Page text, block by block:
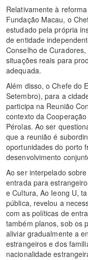
Relativamente à
Fundação Macau, o
estudado pela própria
de entidade
Conselho de
situações reais para
adequada.
Além disso, o Chefe do
Setembro), para a
participa na Reunião
contexto da
Pérolas. Ao ser
que a reunião é
oportunidades do porto
desenvolvimento
Ao ser interpelado
entrada para
e Cultura, Ao Ieong U,
pública, revelou a
com as políticas de
também planos, sob os
aliviar gradualmente a
estrangeiros e dos
nacionalidade